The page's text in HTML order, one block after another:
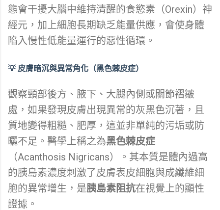
態會干擾大腦中維持清醒的食慾素（Orexin）神
經元，加上細胞長期缺乏能量供應，會使身體
陷入慢性低能量運行的惡性循環。
💡 皮膚暗沉與異常角化（黑色棘皮症）
觀察頸部後方、腋下、大腿內側或關節褶皺
處，如果發現皮膚出現異常的灰黑色沉著，且
質地變得粗糙、肥厚，這並非單純的污垢或防
曬不足。醫學上稱之為黑色棘皮症
（Acanthosis Nigricans）。其本質是體內過高
的胰島素濃度刺激了皮膚表皮細胞與成纖維細
胞的異常增生，是胰島素阻抗在視覺上的顯性
證據。